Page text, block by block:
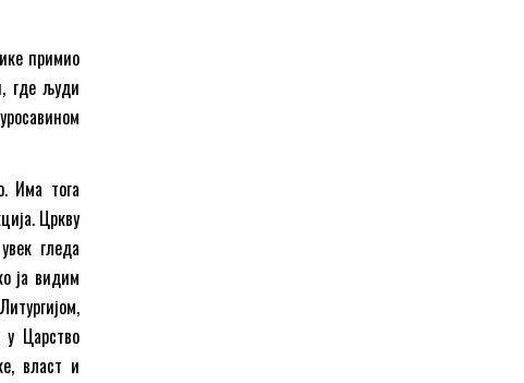
примио
где људи
Има тога
Цркву
гледа
ја видим
Царство
власт и